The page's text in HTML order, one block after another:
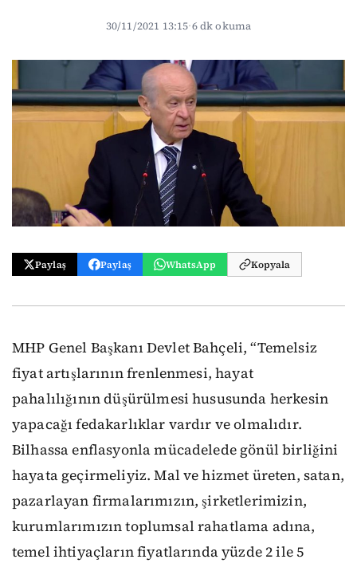
30/11/2021 13:15·6 dk okuma
Paylaş Paylaş WhatsApp Kopyala
MHP Genel Başkanı Devlet Bahçeli, “Temelsiz
fiyat artışlarının frenlenmesi, hayat
pahalılığının düşürülmesi hususunda herkesin
yapacağı fedakarlıklar vardır ve olmalıdır.
Bilhassa enflasyonla mücadelede gönül birliğini
hayata geçirmeliyiz. Mal ve hizmet üreten, satan,
pazarlayan firmalarımızın, şirketlerimizin,
kurumlarımızın toplumsal rahatlama adına,
temel ihtiyaçların fiyatlarında yüzde 2 ile 5